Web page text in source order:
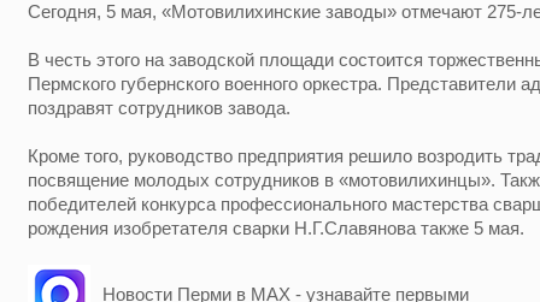
Сегодня, 5 мая, «Мотовилихинские заводы» отмечают 275-
В честь этого на заводской площади состоится
Пермского губернского военного оркестра. Представители
поздравят сотрудников завода.
Кроме того, руководство предприятия решило возродить
посвящение молодых сотрудников в «мотовилихинцы».
победителей конкурса профессионального мастерства
рождения изобретателя сварки Н.Г.Славянова также 5 мая.
Новости Перми в MAX - узнавайте первыми